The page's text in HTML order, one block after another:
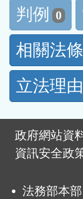
判例
0
相關法條
立法理由
政府網站資
資訊安全政
法務部本